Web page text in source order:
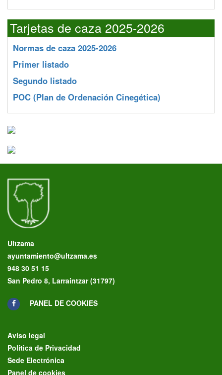
Tarjetas de caza 2025-2026
Normas de caza 2025-2026
Primer listado
Segundo listado
POC (Plan de Ordenación Cinegética)
Ultzama
ayuntamiento@ultzama.es
948 30 51 15
San Pedro 8, Larraintzar (31797)
PANEL DE COOKIES
Aviso legal
Política de Privacidad
Sede Electrónica
Panel de cookies